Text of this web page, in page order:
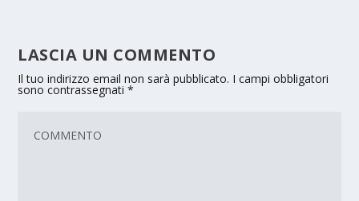
LASCIA UN COMMENTO
Il tuo indirizzo email non sarà pubblicato. I campi obbligatori
sono contrassegnati*